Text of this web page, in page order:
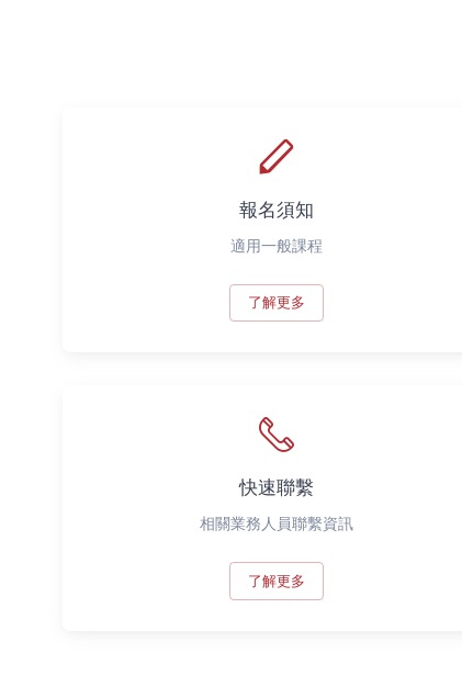
報名須知
適用一般課程
了解更多
快速聯繫
相關業務人員聯繫資訊
了解更多